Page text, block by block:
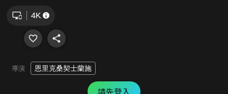
導演 恩里克桑契士蘭施
請先登入